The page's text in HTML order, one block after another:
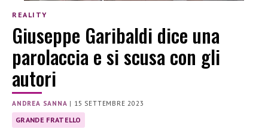
REALITY
Giuseppe Garibaldi dice una
parolaccia e si scusa con gli
autori
ANDREA SANNA | 15 SETTEMBRE 2023
GRANDE FRATELLO